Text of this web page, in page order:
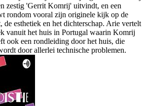
zestig 'Gerrit Komrij' uitvindt, en een
rondom vooral zijn originele kijk op de
de esthetiek en het dichterschap. Arie vertelt
vanuit het huis in Portugal waarin Komrij
ook een rondleiding door het huis, die
door allerlei technische problemen.